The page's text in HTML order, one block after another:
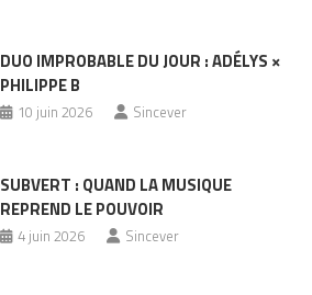
DUO IMPROBABLE DU JOUR : ADÉLYS ×
PHILIPPE B
10 juin 2026 Sincever
SUBVERT : QUAND LA MUSIQUE
REPREND LE POUVOIR
4 juin 2026 Sincever